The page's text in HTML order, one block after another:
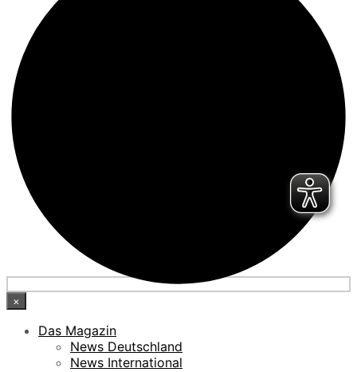
×
Das Magazin
News Deutschland
News International